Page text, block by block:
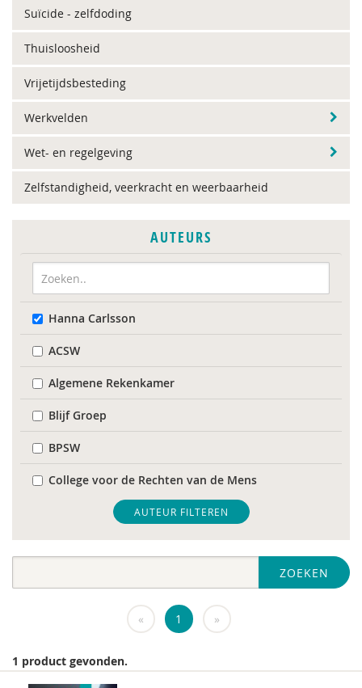
Suïcide - zelfdoding
Thuisloosheid
Vrijetijdsbesteding
Werkvelden
Wet- en regelgeving
Zelfstandigheid, veerkracht en weerbaarheid
AUTEURS
Hanna Carlsson
ACSW
Algemene Rekenkamer
Blijf Groep
BPSW
College voor de Rechten van de Mens
De Raad voor Volksgezondheid & Samenleving
diverse
Fier
AUTEUR FILTEREN
ZOEKEN
« 1 »
1 product gevonden.